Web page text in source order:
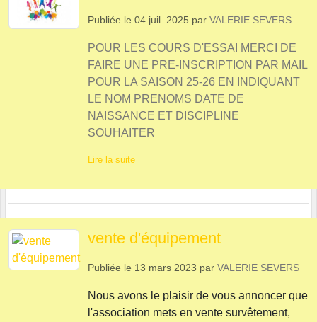
Publiée le 04 juil. 2025 par VALERIE SEVERS
POUR LES COURS D'ESSAI MERCI DE
FAIRE UNE PRE-INSCRIPTION PAR MAIL
POUR LA SAISON 25-26 EN INDIQUANT
LE NOM PRENOMS DATE DE
NAISSANCE ET DISCIPLINE
SOUHAITER
Lire la suite
vente d'équipement
Publiée le 13 mars 2023 par VALERIE SEVERS
Nous avons le plaisir de vous annoncer que
l'association mets en vente survêtement,